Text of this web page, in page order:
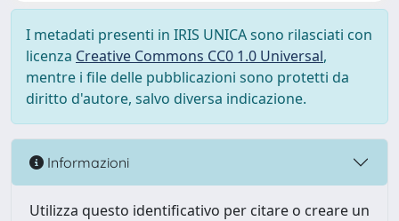
I metadati presenti in IRIS UNICA sono rilasciati con
licenza Creative Commons CC0 1.0 Universal,
mentre i file delle pubblicazioni sono protetti da
diritto d'autore, salvo diversa indicazione.
Informazioni
Utilizza questo identificativo per citare o creare un